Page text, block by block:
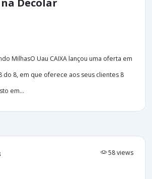
Decolar
MilhasO Uau CAIXA lançou uma oferta em
do 8, em que oferece aos seus clientes 8
em...
58 views